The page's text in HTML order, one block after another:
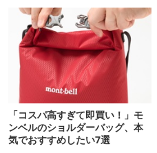
「コスパ高すぎて即買い！」モ
ンベルのショルダーバッグ、本
気でおすすめしたい7選